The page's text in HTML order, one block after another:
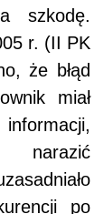
szkodę.
r. (II PK
że błąd
miał
narazić
po